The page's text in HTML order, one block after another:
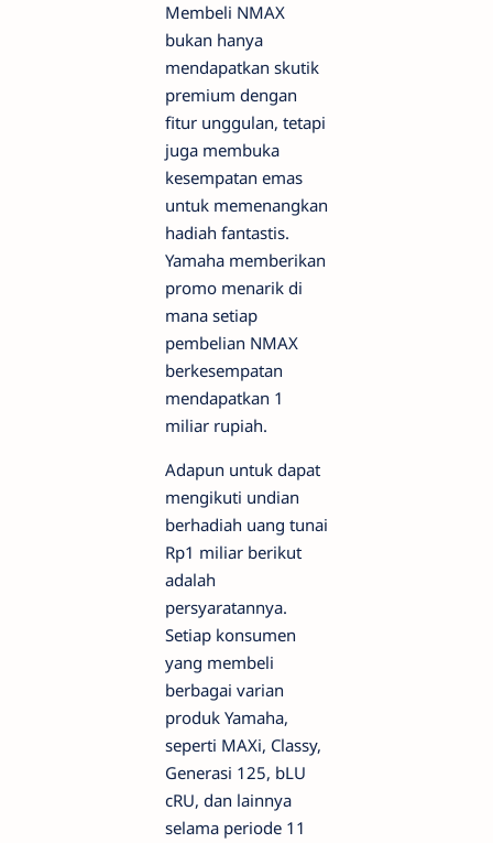
Membeli NMAX
bukan hanya
mendapatkan skutik
premium dengan
fitur unggulan, tetapi
juga membuka
kesempatan emas
untuk memenangkan
hadiah fantastis.
Yamaha memberikan
promo menarik di
mana setiap
pembelian NMAX
berkesempatan
mendapatkan 1
miliar rupiah.
Adapun untuk dapat
mengikuti undian
berhadiah uang tunai
Rp1 miliar berikut
adalah
persyaratannya.
Setiap konsumen
yang membeli
berbagai varian
produk Yamaha,
seperti MAXi, Classy,
Generasi 125, bLU
cRU, dan lainnya
selama periode 11